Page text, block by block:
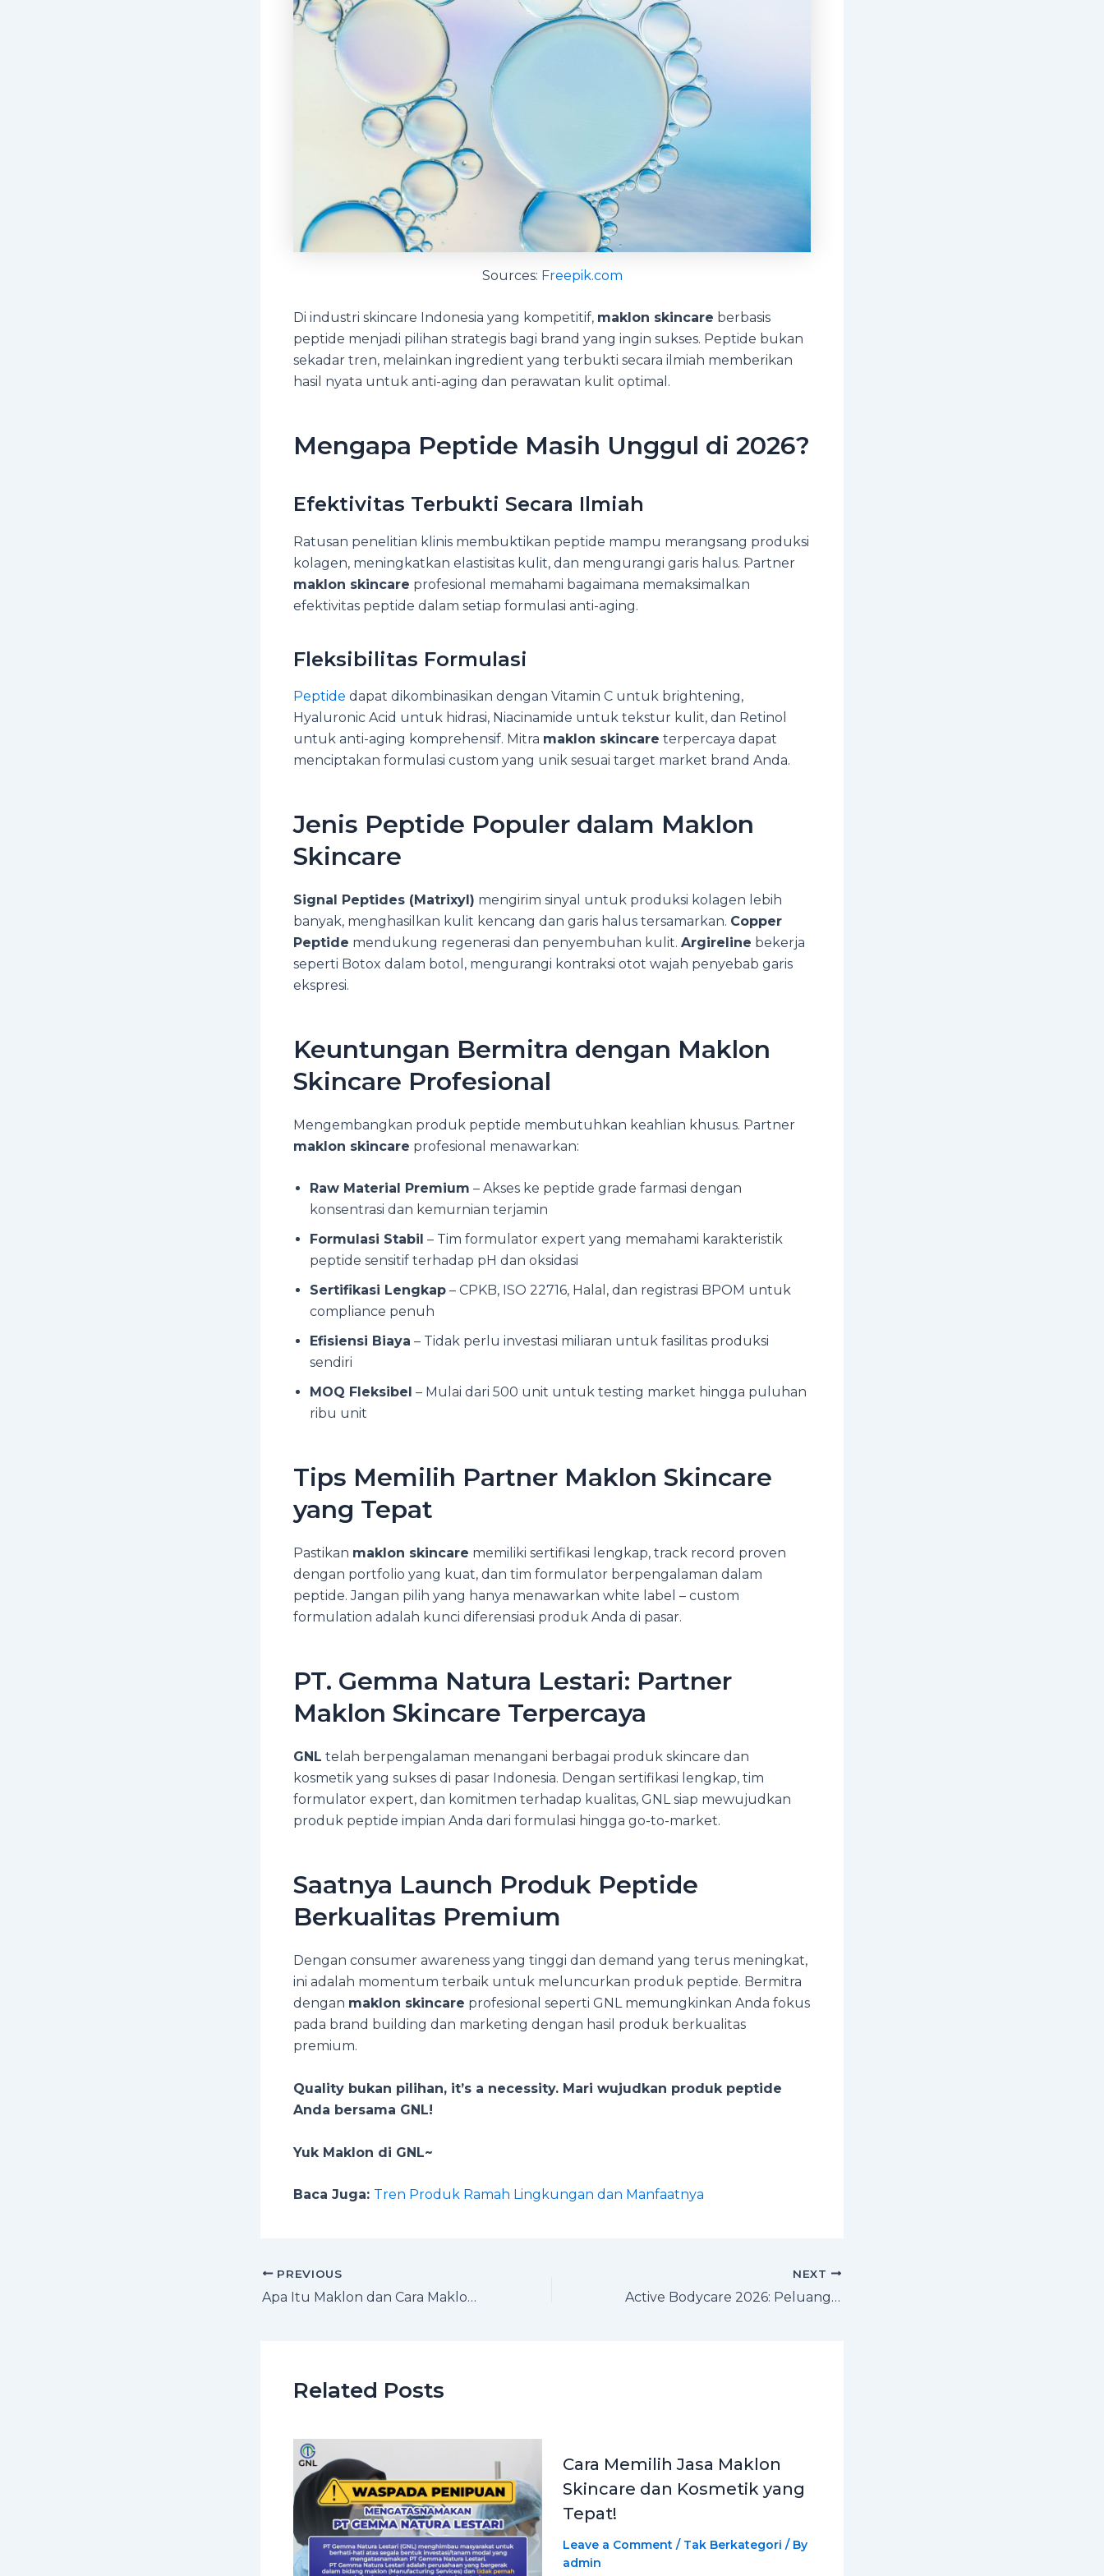
Sources: Freepik.com
Di industri skincare Indonesia yang kompetitif, maklon skincare berbasis
peptide menjadi pilihan strategis bagi brand yang ingin sukses. Peptide bukan
sekadar tren, melainkan ingredient yang terbukti secara ilmiah memberikan
hasil nyata untuk anti-aging dan perawatan kulit optimal.
Mengapa Peptide Masih Unggul di 2026?
Efektivitas Terbukti Secara Ilmiah
Ratusan penelitian klinis membuktikan peptide mampu merangsang produksi
kolagen, meningkatkan elastisitas kulit, dan mengurangi garis halus. Partner
maklon skincare profesional memahami bagaimana memaksimalkan
efektivitas peptide dalam setiap formulasi anti-aging.
Fleksibilitas Formulasi
Peptide dapat dikombinasikan dengan Vitamin C untuk brightening,
Hyaluronic Acid untuk hidrasi, Niacinamide untuk tekstur kulit, dan Retinol
untuk anti-aging komprehensif. Mitra maklon skincare terpercaya dapat
menciptakan formulasi custom yang unik sesuai target market brand Anda.
Jenis Peptide Populer dalam Maklon
Skincare
Signal Peptides (Matrixyl) mengirim sinyal untuk produksi kolagen lebih
banyak, menghasilkan kulit kencang dan garis halus tersamarkan. Copper
Peptide mendukung regenerasi dan penyembuhan kulit. Argireline bekerja
seperti Botox dalam botol, mengurangi kontraksi otot wajah penyebab garis
ekspresi.
Keuntungan Bermitra dengan Maklon
Skincare Profesional
Mengembangkan produk peptide membutuhkan keahlian khusus. Partner
maklon skincare profesional menawarkan:
Raw Material Premium – Akses ke peptide grade farmasi dengan
konsentrasi dan kemurnian terjamin
Formulasi Stabil – Tim formulator expert yang memahami karakteristik
peptide sensitif terhadap pH dan oksidasi
Sertifikasi Lengkap – CPKB, ISO 22716, Halal, dan registrasi BPOM untuk
compliance penuh
Efisiensi Biaya – Tidak perlu investasi miliaran untuk fasilitas produksi
sendiri
MOQ Fleksibel – Mulai dari 500 unit untuk testing market hingga puluhan
ribu unit
Tips Memilih Partner Maklon Skincare
yang Tepat
Pastikan maklon skincare memiliki sertifikasi lengkap, track record proven
dengan portfolio yang kuat, dan tim formulator berpengalaman dalam
peptide. Jangan pilih yang hanya menawarkan white label – custom
formulation adalah kunci diferensiasi produk Anda di pasar.
PT. Gemma Natura Lestari: Partner
Maklon Skincare Terpercaya
GNL telah berpengalaman menangani berbagai produk skincare dan
kosmetik yang sukses di pasar Indonesia. Dengan sertifikasi lengkap, tim
formulator expert, dan komitmen terhadap kualitas, GNL siap mewujudkan
produk peptide impian Anda dari formulasi hingga go-to-market.
Saatnya Launch Produk Peptide
Berkualitas Premium
Dengan consumer awareness yang tinggi dan demand yang terus meningkat,
ini adalah momentum terbaik untuk meluncurkan produk peptide. Bermitra
dengan maklon skincare profesional seperti GNL memungkinkan Anda fokus
pada brand building dan marketing dengan hasil produk berkualitas
premium.
Quality bukan pilihan, it’s a necessity. Mari wujudkan produk peptide
Anda bersama GNL!
Yuk Maklon di GNL~
Baca Juga: Tren Produk Ramah Lingkungan dan Manfaatnya
PREVIOUS
Apa Itu Maklon dan Cara Maklon Skincare? Panduan untuk Brand Baru!
NEXT
Active Bodycare 2026: Peluang Emas untuk Skincare Halal Indonesia
Related Posts
Cara Memilih Jasa Maklon
Skincare dan Kosmetik yang
Tepat!
Leave a Comment / Tak Berkategori / By
admin